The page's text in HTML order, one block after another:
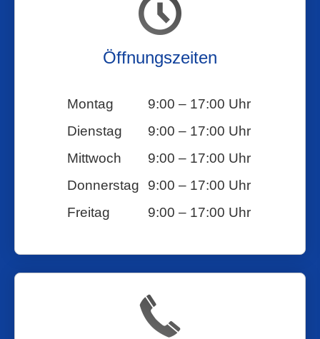
Öffnungszeiten
Montag
9:00 – 17:00 Uhr
Dienstag
9:00 – 17:00 Uhr
Mittwoch
9:00 – 17:00 Uhr
Donnerstag
9:00 – 17:00 Uhr
Freitag
9:00 – 17:00 Uhr